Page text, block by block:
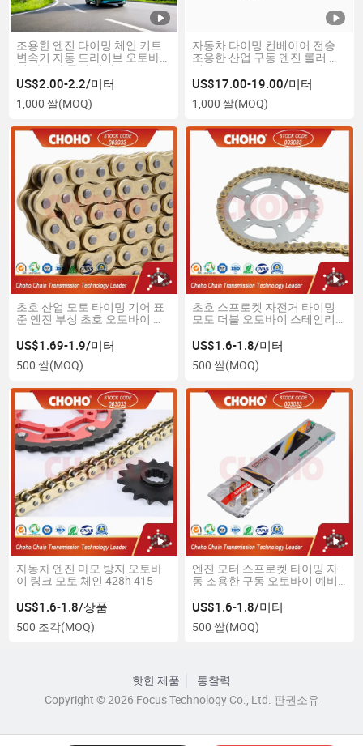
조용한 엔진 타이밍 체인 키트
변속기 자동 드라이브 오토바
이 자동차 롤러 체인
US$2.00-2.2/미터
1,000 쌀(MOQ)
자동차 타이밍 컨베이어 전송
조용한 산업 구동 엔진 롤러 체
인
US$17.00-19.00/미터
1,000 쌀(MOQ)
초호 산업 모토 타이밍 기어 표
준 엔진 부싱 초호 오토바이 체
US$1.69-1.9/미터
500 쌀(MOQ)
초호 스프로켓 자전거 타이밍
모토 더블 오토바이 스테인리
US$1.6-1.8/미터
500 쌀(MOQ)
자동차 엔진 마모 방지 오토바
이 링크 모토 체인 428h 415
US$1.6-1.8/상품
500 조각(MOQ)
엔진 모터 스프로켓 타이밍 자
동 조용한 구동 오토바이 예비
US$1.6-1.8/미터
500 쌀(MOQ)
핫한 제품
통찰력
Copyright © 2026 Focus Technology Co., Ltd. 판권소유